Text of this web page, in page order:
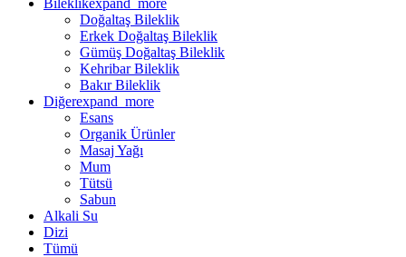
Bileklikexpand_more
Doğaltaş Bileklik
Erkek Doğaltaş Bileklik
Gümüş Doğaltaş Bileklik
Kehribar Bileklik
Bakır Bileklik
Diğerexpand_more
Esans
Organik Ürünler
Masaj Yağı
Mum
Tütsü
Sabun
Alkali Su
Dizi
Tümü